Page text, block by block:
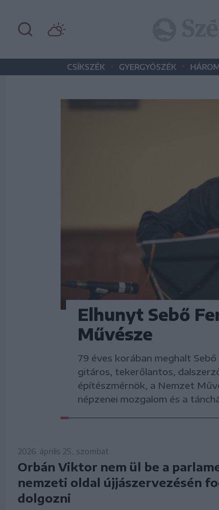
CSÍKSZÉK • GYERGYÓSZÉK •
Elhunyt Sebő
Művésze
79 éves korában meghalt
gitáros, tekerőlantos,
építészmérnök, a Nemzet
népzenei mozgalom és a
2026. április 25., szombat
Orbán Viktor nem ül be a
nemzeti oldal újjászervezésén
dolgozni